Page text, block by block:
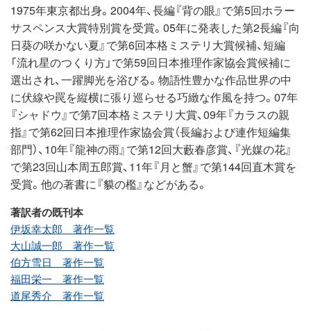
1975年東京都出身。2004年、長編『背の眼』で第5回ホラー
サスペンス大賞特別賞を受賞。05年に発表した第2長編『向
日葵の咲かない夏』で第6回本格ミステリ大賞候補、短編
「流れ星のつくり方」で第59回日本推理作家協会賞候補に
選出され、一躍脚光を浴びる。物語性豊かな作品世界の中
に伏線や罠を縦横に張り巡らせる巧緻な作風を持つ。07年
『シャドウ』で第7回本格ミステリ大賞、09年『カラスの親
指』で第62回日本推理作家協会賞（長編および連作短編集
部門）、10年『龍神の雨』で第12回大藪春彦賞、『光媒の花』
で第23回山本周五郎賞、11年『月と蟹』で第144回直木賞を
受賞。他の著書に『貘の檻』などがある。
著訳者の既刊本
伊坂幸太郎 著作一覧
大山誠一郎 著作一覧
伯方雪日 著作一覧
福田栄一 著作一覧
道尾秀介 著作一覧